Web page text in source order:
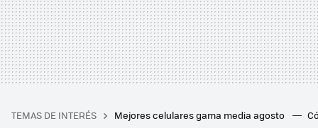
TEMAS DE INTERÉS Mejores celulares gama media agosto